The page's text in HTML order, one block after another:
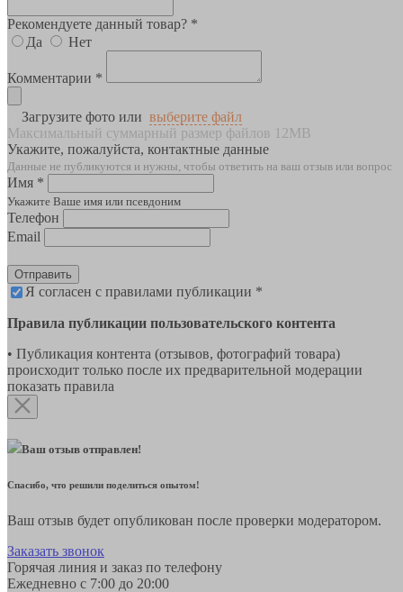
Рекомендуете данный товар? *
Да
Нет
Комментарии *
Загрузите фото или выберите файл
Максимальный суммарный размер файлов 12MB
Укажите, пожалуйста, контактные данные
Данные не публикуются и нужны, чтобы ответить на ваш отзыв или вопрос
Имя *
Укажите Ваше имя или псевдоним
Телефон
Email
Отправить
Я согласен с правилами публикации *
Правила публикации пользовательского контента
• Публикация контента (отзывов, фотографий товара)
происходит только после их предварительной модерации
показать правила
Ваш отзыв отправлен!
Спасибо, что решили поделиться опытом!
Ваш отзыв будет опубликован после проверки модератором.
Заказать звонок
Горячая линия и заказ по телефону
Ежедневно с 7:00 до 20:00